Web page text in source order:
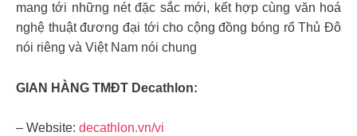
mang tới những nét đặc sắc mới, kết hợp cùng văn hoá
nghệ thuật đương đại tới cho cộng đồng bóng rổ Thủ Đô
nói riêng và Việt Nam nói chung
GIAN HÀNG TMĐT Decathlon:
– Website: decathlon.vn/vi